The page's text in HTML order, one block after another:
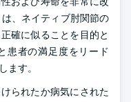
、ネイティブ肘関節の
確に似ることを目的と
患者の満足度をリード
ます。
られたか病気にされた